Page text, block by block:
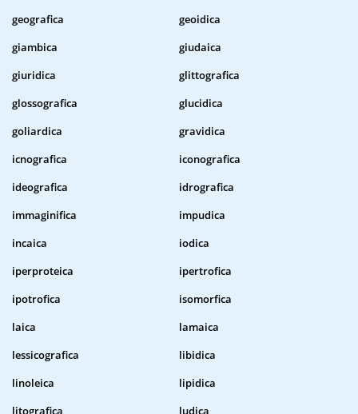
geografica
geoidica
giambica
giudaica
giuridica
glittografica
glossografica
glucidica
goliardica
gravidica
icnografica
iconografica
ideografica
idrografica
immaginifica
impudica
incaica
iodica
iperproteica
ipertrofica
ipotrofica
isomorfica
laica
lamaica
lessicografica
libidica
linoleica
lipidica
litografica
ludica